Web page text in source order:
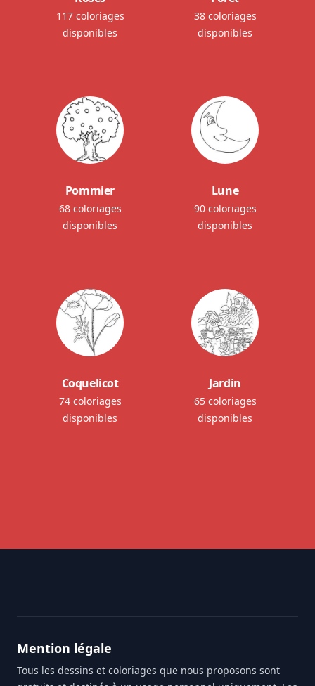
117 coloriages
disponibles
38 coloriages
disponibles
Pommier
68 coloriages
disponibles
Lune
90 coloriages
disponibles
Coquelicot
74 coloriages
disponibles
Jardin
65 coloriages
disponibles
Mention légale
Tous les dessins et coloriages que nous proposons sont